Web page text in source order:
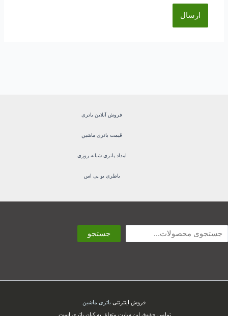
فروش آنلاین باتری
قیمت باتری ماشین
امداد باتری شبانه روزی
باطری یو پی اس
جستجو
فروش اینترنتی باتری ماشین
تمامی حقوق این سایت متعلق به کیان باتری است.